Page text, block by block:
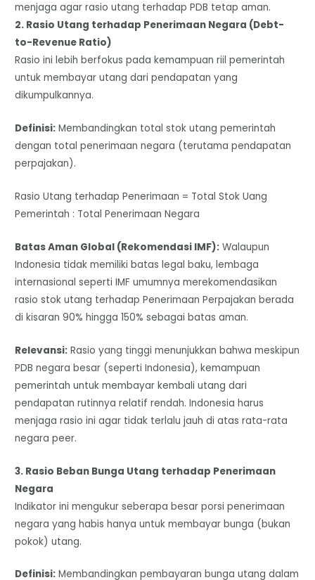
menjaga agar rasio utang terhadap PDB tetap aman.
​2. Rasio Utang terhadap Penerimaan Negara (Debt-
to-Revenue Ratio)
​Rasio ini lebih berfokus pada kemampuan riil pemerintah
untuk membayar utang dari pendapatan yang
dikumpulkannya.
Definisi: Membandingkan total stok utang pemerintah
dengan total penerimaan negara (terutama pendapatan
perpajakan).
Rasio Utang terhadap Penerimaan = Total Stok Uang
Pemerintah : Total Penerimaan Negara
Batas Aman Global (Rekomendasi IMF): Walaupun
Indonesia tidak memiliki batas legal baku, lembaga
internasional seperti IMF umumnya merekomendasikan
rasio stok utang terhadap Penerimaan Perpajakan berada
di kisaran 90% hingga 150% sebagai batas aman.
Relevansi: Rasio yang tinggi menunjukkan bahwa meskipun
PDB negara besar (seperti Indonesia), kemampuan
pemerintah untuk membayar kembali utang dari
pendapatan rutinnya relatif rendah. Indonesia harus
menjaga rasio ini agar tidak terlalu jauh di atas rata-rata
negara peer.
3. Rasio Beban Bunga Utang terhadap Penerimaan
Negara
​Indikator ini mengukur seberapa besar porsi penerimaan
negara yang habis hanya untuk membayar bunga (bukan
pokok) utang.
Definisi: Membandingkan pembayaran bunga utang dalam